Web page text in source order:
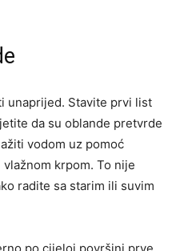
unaprijed. Stavite prvi list
da su oblande pretvrde
vodom uz pomoć
krpom. To nije
radite sa starim ili suvim